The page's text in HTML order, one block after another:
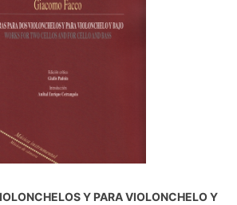
Y PARA VIOLONCHELO Y